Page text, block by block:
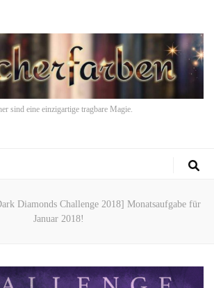
sind eine einzigartige tragbare Magie.
Diamonds Challenge 2018] Monatsaufgabe für
Januar 2018!